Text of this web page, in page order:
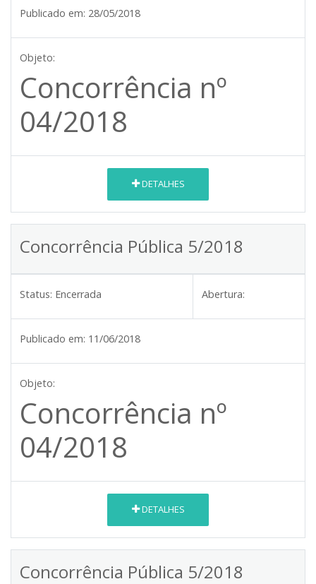
Publicado em: 28/05/2018
Objeto:
Concorrência nº
04/2018
DETALHES
Concorrência Pública 5/2018
Status: Encerrada Abertura:
Publicado em: 11/06/2018
Objeto:
Concorrência nº
04/2018
DETALHES
Concorrência Pública 5/2018